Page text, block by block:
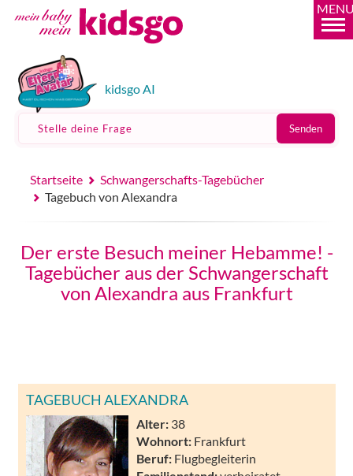
kidsgo AI
Stelle deine Frage Senden
Startseite
Schwangerschafts-Tagebücher
Tagebuch von Alexandra
Der erste Besuch meiner Hebamme! -
Tagebücher aus der Schwangerschaft
von Alexandra aus Frankfurt
TAGEBUCH ALEXANDRA
Alter: 38
Wohnort: Frankfurt
Beruf: Flugbegleiterin